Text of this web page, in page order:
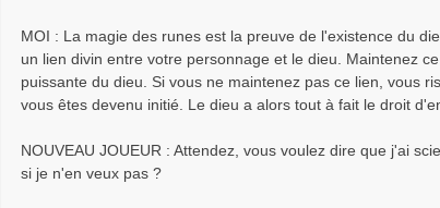
MOI : La magie des runes est la preuve de l'existence du
un lien divin entre votre personnage et le dieu. Maintenez
puissante du dieu. Si vous ne maintenez pas ce lien, vous
vous êtes devenu initié. Le dieu a alors tout à fait le droit
NOUVEAU JOUEUR : Attendez, vous voulez dire que j'ai
si je n'en veux pas ?